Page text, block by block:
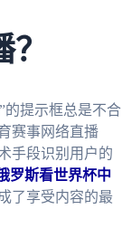
的提示框总是不合
赛事网络直播
手段识别用户的
罗斯看世界杯中
了享受内容的最